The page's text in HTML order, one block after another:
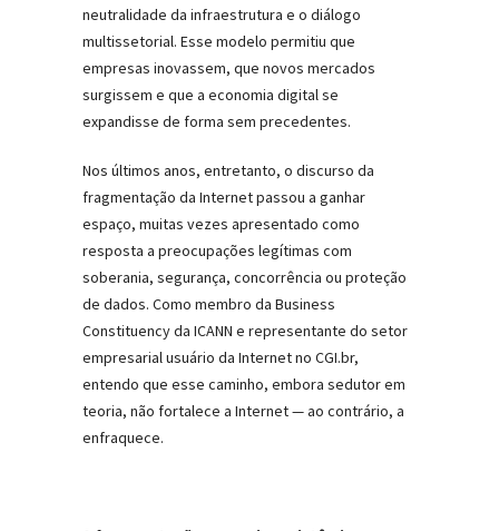
neutralidade da infraestrutura e o diálogo
multissetorial. Esse modelo permitiu que
empresas inovassem, que novos mercados
surgissem e que a economia digital se
expandisse de forma sem precedentes.
Nos últimos anos, entretanto, o discurso da
fragmentação da Internet passou a ganhar
espaço, muitas vezes apresentado como
resposta a preocupações legítimas com
soberania, segurança, concorrência ou proteção
de dados. Como membro da Business
Constituency da ICANN e representante do setor
empresarial usuário da Internet no CGI.br,
entendo que esse caminho, embora sedutor em
teoria, não fortalece a Internet — ao contrário, a
enfraquece.